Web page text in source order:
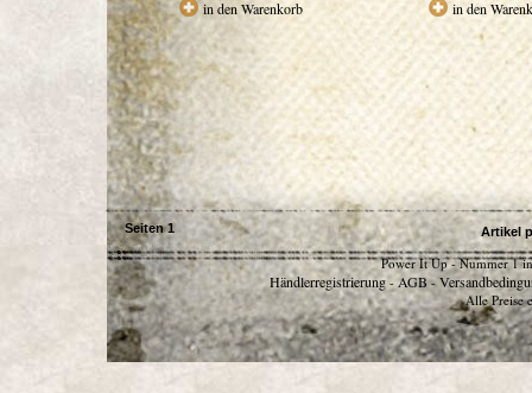
in den Warenkorb in den
Seiten 1 Artikel
Power It Up - Nummer 1
Händlerregistrierung - AGB -
Alle Preise